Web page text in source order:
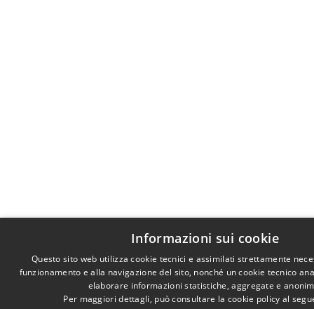
Informazioni sui cookie
Questo sito web utilizza cookie tecnici e assimilati strettamente
funzionamento e alla navigazione del sito, nonché un cookie tecnico
elaborare informazioni statistiche, aggregate e
Per maggiori dettagli, può consultare la cookie policy al